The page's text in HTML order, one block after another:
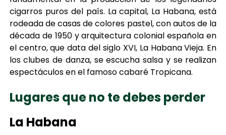
cigarros puros del país. La capital, La Habana, está
rodeada de casas de colores pastel, con autos de la
década de 1950 y arquitectura colonial española en
el centro, que data del siglo XVI, La Habana Vieja. En
los clubes de danza, se escucha salsa y se realizan
espectáculos en el famoso cabaré Tropicana.
Lugares que no te debes perder
La Habana